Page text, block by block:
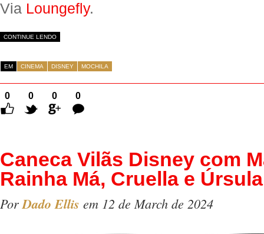
Via Loungefly.
CONTINUE LENDO
EM CINEMA DISNEY MOCHILA
0 0 0
0
Comentários
Caneca Vilãs Disney com
Rainha Má, Cruella e Úrsula
PorDado Ellis em 12 de March de 2024